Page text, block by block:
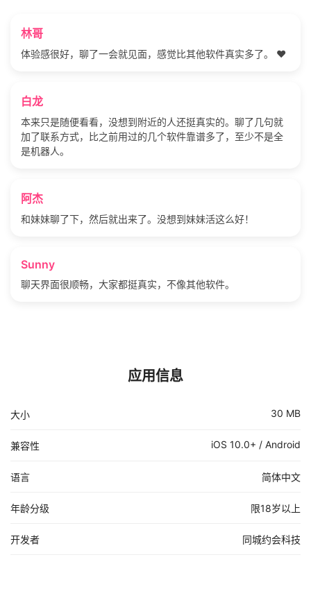
林哥
体验感很好，聊了一会就见面，感觉比其他软件真实多了。 ❤️
白龙
本来只是随便看看，没想到附近的人还挺真实的。聊了几句就
加了联系方式，比之前用过的几个软件靠谱多了，至少不是全
是机器人。
阿杰
和妹妹聊了下，然后就出来了。没想到妹妹活这么好！
Sunny
聊天界面很顺畅，大家都挺真实，不像其他软件。
应用信息
大小 30 MB
兼容性 iOS 10.0+ / Android
语言 简体中文
年龄分级 限18岁以上
开发者 同城约会科技